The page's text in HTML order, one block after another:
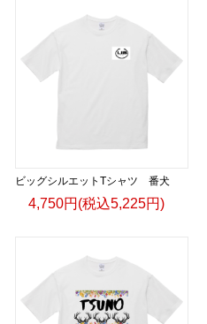
ビッグシルエットTシャツ 番犬
4,750円(税込5,225円)